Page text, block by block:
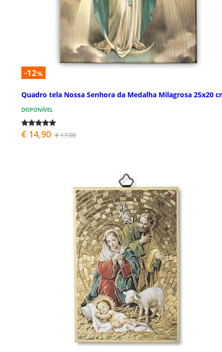
-12%
Quadro tela Nossa Senhora da Medalha Milagrosa 25x20
DISPONÍVEL
€ 14,90 € 17,00